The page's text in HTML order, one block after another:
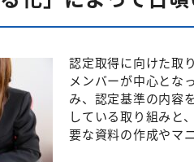
認定取得に向けた取
メンバーが中心とな
み、認定基準の内容
している取り組みと
要な資料の作成やマ